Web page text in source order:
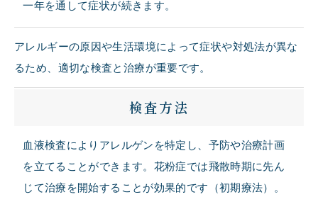
一年を通して症状が続きます。
アレルギーの原因や生活環境によって症状や対処法が異な
るため、適切な検査と治療が重要です。
検査方法
血液検査によりアレルゲンを特定し、予防や治療計画
を立てることができます。花粉症では飛散時期に先ん
じて治療を開始することが効果的です（初期療法）。